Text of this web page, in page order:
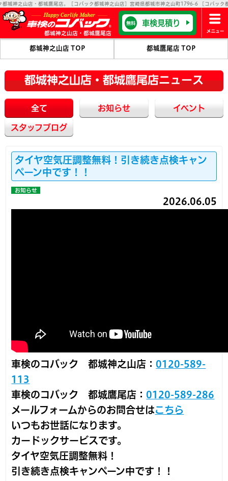
山店・都城鷹尾店。［コバック都城神之山店］宮崎県都城市神之山町1796-6 ［コバック都城
都城神之山店・都城鷹尾店
無料 車検見積り
都城神之山店 TOP 都城鷹尾店 TOP
都城神之山店・都城鷹尾店ニュース
全て お知らせ イベント
スタッフブログ
タイヤ空気圧調整無料！引き続き点検キャン
ペーン中です！！
お知らせ
2026.06.05
車検のコバック 都城神之山店： 0120-589-
113
車検のコバック 都城鷹尾店： 0120-589-286
メールフォームからのお問合せはこちら
いつもお世話になります。
カードックサービスです。
タイヤ空気圧調整無料！
引き続き点検キャンペーン中です！！